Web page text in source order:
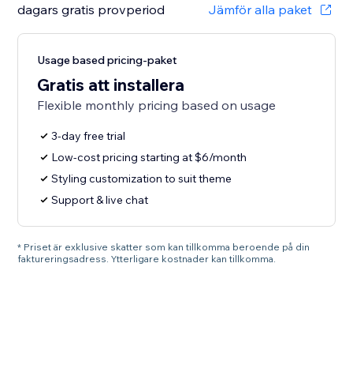
dagars gratis provperiod
Jämför alla paket
Usage based pricing-paket
Gratis att installera
Flexible monthly pricing based on usage
3-day free trial
Low-cost pricing starting at $6/month
Styling customization to suit theme
Support & live chat
* Priset är exklusive skatter som kan tillkomma beroende på din
faktureringsadress. Ytterligare kostnader kan tillkomma.